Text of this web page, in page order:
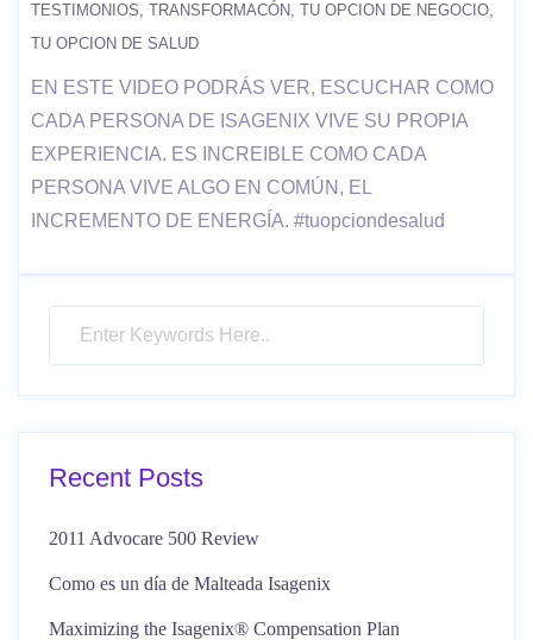
TESTIMONIOS TRANSFORMACÓN TU OPCION DE NEGOCIO
TU OPCION DE SALUD
EN ESTE VIDEO PODRÁS VER, ESCUCHAR COMO
CADA PERSONA DE ISAGENIX VIVE SU PROPIA
EXPERIENCIA. ES INCREIBLE COMO CADA
PERSONA VIVE ALGO EN COMÚN, EL
INCREMENTO DE ENERGÍA. #tuopciondesalud
Recent Posts
2011 Advocare 500 Review
Como es un día de Malteada Isagenix
Maximizing the Isagenix® Compensation Plan